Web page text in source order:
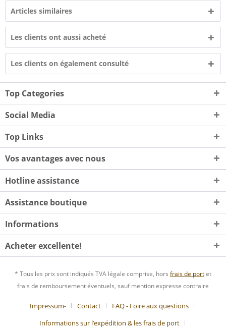
Articles similaires
Les clients ont aussi acheté
Les clients on également consulté
Top Categories
Social Media
Top Links
Vos avantages avec nous
Hotline assistance
Assistance boutique
Informations
Acheter excellente!
* Tous les prix sont indiqués TVA légale comprise, hors frais de portet
frais de remboursement éventuels, sauf mention expresse contraire
Impressum- Contact
FAQ - Foire aux questions
Informations sur l’expédition & les frais de port